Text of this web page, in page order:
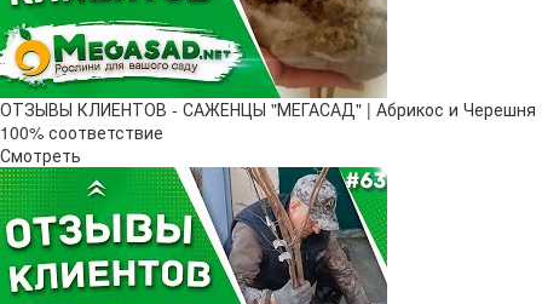
ОТЗЫВЫ КЛИЕНТОВ - САЖЕНЦЫ "МЕГАСАД" | Абрикос и Черешня
100% соответствие
Смотреть